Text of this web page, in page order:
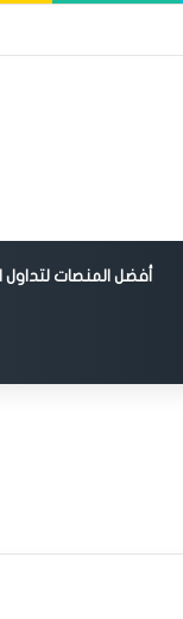
أفضل المنصات لتداول